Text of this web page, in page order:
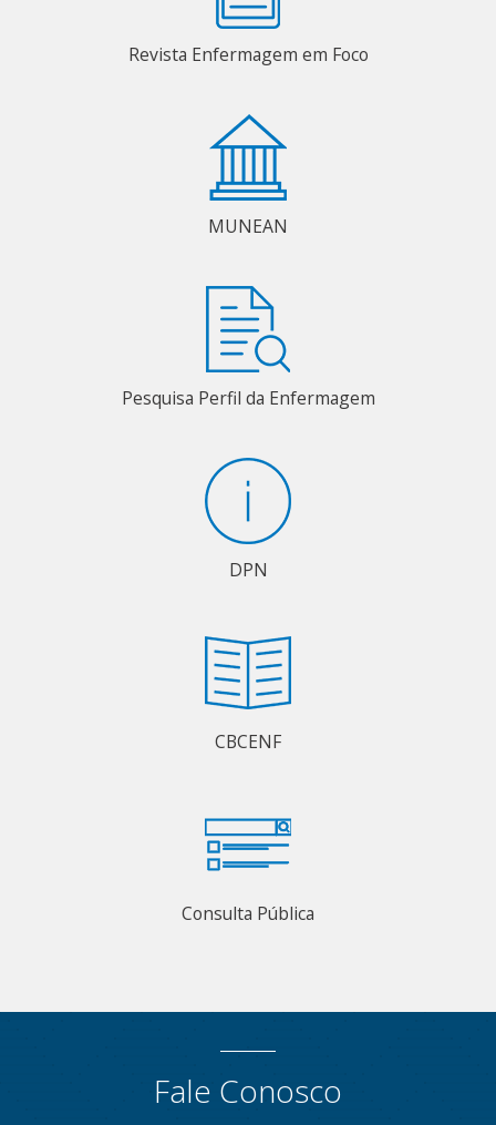
Revista Enfermagem em Foco
MUNEAN
Pesquisa Perfil da Enfermagem
DPN
CBCENF
Consulta Pública
Fale Conosco